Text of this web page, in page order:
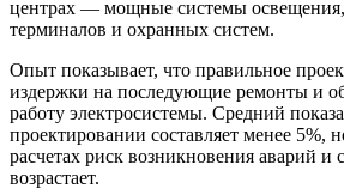
центрах — мощные системы
терминалов и охранных систем.
Опыт показывает, что правильное
издержки на последующие ремонты и
работу электросистемы. Средний
проектировании составляет менее 5%,
расчетах риск возникновения аварий и
возрастает.